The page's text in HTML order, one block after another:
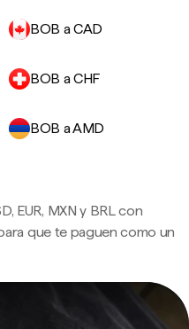
BOB a CAD
BOB a CHF
BOB a AMD
EUR, MXN y BRL con
que te paguen como un